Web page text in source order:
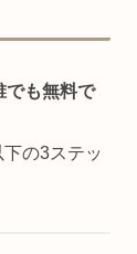
でも無料で
の3ステッ